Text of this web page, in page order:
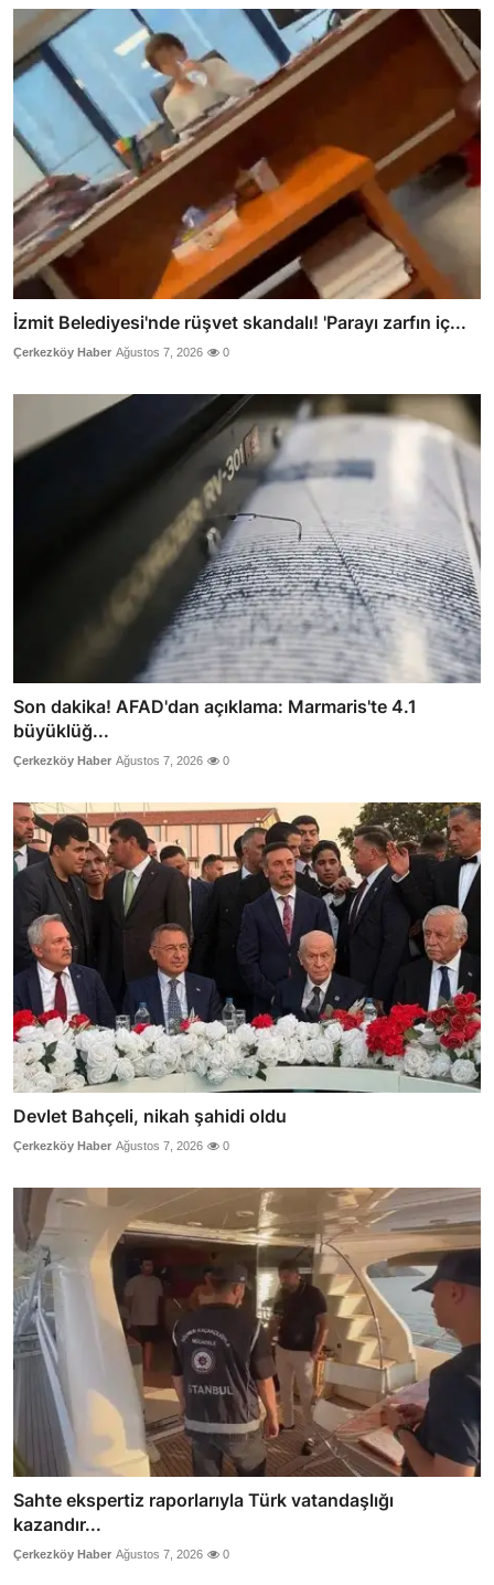
İzmit Belediyesi'nde rüşvet skandalı! 'Parayı zarfın iç...
Çerkezköy Haber Ağustos 7, 2026 0
Son dakika! AFAD'dan açıklama: Marmaris'te 4.1
büyüklüğ...
Çerkezköy Haber Ağustos 7, 2026 0
Devlet Bahçeli, nikah şahidi oldu
Çerkezköy Haber Ağustos 7, 2026 0
Sahte ekspertiz raporlarıyla Türk vatandaşlığı
kazandır...
Çerkezköy Haber Ağustos 7, 2026 0